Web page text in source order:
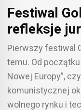
Festiwal
refleksje
Pierwszy festiwal
temu. Od początku
Nowej Europy”,
komunistycznej
wolnego rynku i